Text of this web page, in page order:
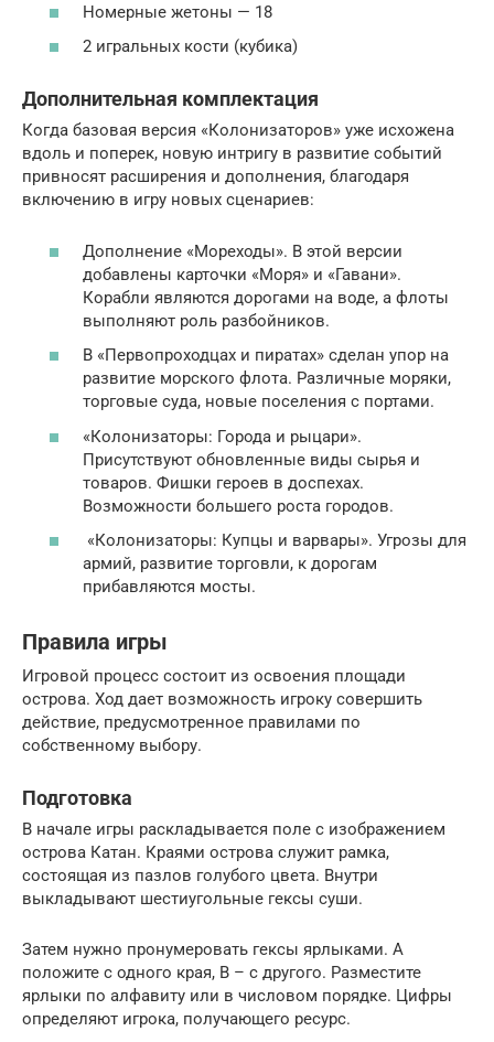
Номерные жетоны — 18
2 игральных кости (кубика)
Дополнительная комплектация
Когда базовая версия «Колонизаторов» уже исхожена
вдоль и поперек, новую интригу в развитие событий
привносят расширения и дополнения, благодаря
включению в игру новых сценариев:
Дополнение «Мореходы». В этой версии
добавлены карточки «Моря» и «Гавани».
Корабли являются дорогами на воде, а флоты
выполняют роль разбойников.
В «Первопроходцах и пиратах» сделан упор на
развитие морского флота. Различные моряки,
торговые суда, новые поселения с портами.
«Колонизаторы: Города и рыцари».
Присутствуют обновленные виды сырья и
товаров. Фишки героев в доспехах.
Возможности большего роста городов.
«Колонизаторы: Купцы и варвары». Угрозы для
армий, развитие торговли, к дорогам
прибавляются мосты.
Правила игры
Игровой процесс состоит из освоения площади
острова. Ход дает возможность игроку совершить
действие, предусмотренное правилами по
собственному выбору.
Подготовка
В начале игры раскладывается поле с изображением
острова Катан. Краями острова служит рамка,
состоящая из пазлов голубого цвета. Внутри
выкладывают шестиугольные гексы суши.
Затем нужно пронумеровать гексы ярлыками. А
положите с одного края, В – с другого. Разместите
ярлыки по алфавиту или в числовом порядке. Цифры
определяют игрока, получающего ресурс.